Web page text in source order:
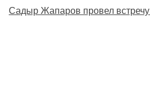
Садыр Жапаров провел